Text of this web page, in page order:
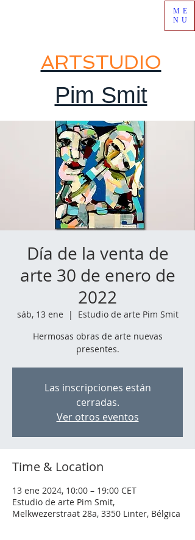
ARTSTUDIO
Pim Smit
ME
NU
Día de la venta de
arte 30 de enero de
2022
sáb, 13 ene
  |
Estudio de arte Pim Smit
Hermosas obras de arte nuevas
presentes.
Las inscripciones están
cerradas.
Ver otros eventos
Time & Location
13 ene 2024, 10:00 – 19:00 CET
Estudio de arte Pim Smit,
Melkwezerstraat 28a, 3350 Linter, Bélgica